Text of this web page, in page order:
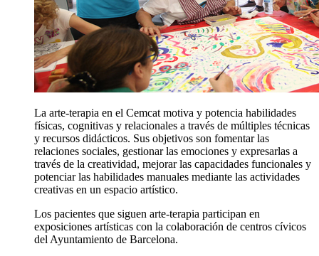
La arte-terapia en el Cemcat motiva y potencia habilidades
físicas, cognitivas y relacionales a través de múltiples técnicas
y recursos didácticos. Sus objetivos son fomentar las
relaciones sociales, gestionar las emociones y expresarlas a
través de la creatividad, mejorar las capacidades funcionales y
potenciar las habilidades manuales mediante las actividades
creativas en un espacio artístico.
Los pacientes que siguen arte-terapia participan en
exposiciones artísticas con la colaboración de centros cívicos
del Ayuntamiento de Barcelona.